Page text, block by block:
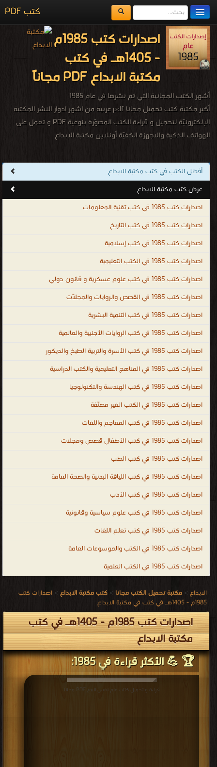
كتب PDF
مكتبة الكتب
المكتبات
يُقرأ حالياً
اضف كتاب
اصدارات كتب 1985م
- 1405هـ في كتب
مكتبة الابداع PDF مجاناً
أشهر الكتب المجانية التي تم نشرها في عام 1985
أكبر مكتبة كتب تحميل مجانا pdf عربية من اشهر ادوار النشر المكتبة
الإلكترونيّة لتحميل و قراءة الكتب المصوّرة بنوعية PDF و تعمل على
الهواتف الذكية والاجهزة الكفيّة أونلاين مكتبة الابداع
.
أفضل الكتب في كتب مكتبة الابداع
عرض كتب مكتبة الابداع
اصدارات كتب 1985 في كتب تقنية المعلومات
اصدارات كتب 1985 في كتب التاريخ
اصدارات كتب 1985 في كتب إسلامية
اصدارات كتب 1985 في الكتب التعليمية
اصدارات كتب 1985 في كتب علوم عسكرية و قانون دولي
اصدارات كتب 1985 في القصص والروايات والمجلّات
اصدارات كتب 1985 في كتب التنمية البشرية
اصدارات كتب 1985 في كتب الروايات الأجنبية والعالمية
اصدارات كتب 1985 في كتب الأسرة والتربية الطبخ والديكور
اصدارات كتب 1985 في المناهج التعليمية والكتب الدراسية
اصدارات كتب 1985 في كتب الهندسة والتكنولوجيا
اصدارات كتب 1985 في الكتب الغير مصنّفة
اصدارات كتب 1985 في كتب المعاجم واللغات
اصدارات كتب 1985 في كتب الأطفال قصص ومجلات
اصدارات كتب 1985 في كتب الطب
اصدارات كتب 1985 في كتب اللياقة البدنية والصحة العامة
اصدارات كتب 1985 في كتب الأدب
اصدارات كتب 1985 في كتب علوم سياسية وقانونية
اصدارات كتب 1985 في كتب تعلم اللغات
اصدارات كتب 1985 في الكتب والموسوعات العامة
اصدارات كتب 1985 في الكتب العلمية
الابداع > مكتبة تحميل الكتب مجانا > كتب مكتبة الابداع > اصدارات كتب
1985م - 1405هـ في كتب في مكتبة الابداع
اصدارات كتب 1985م - 1405هـ في كتب
مكتبة الابداع
🏆 💪 الأكثر قراءة في 1985:
قراءة و تحميل كتاب علم نفس البيع PDF مجانا